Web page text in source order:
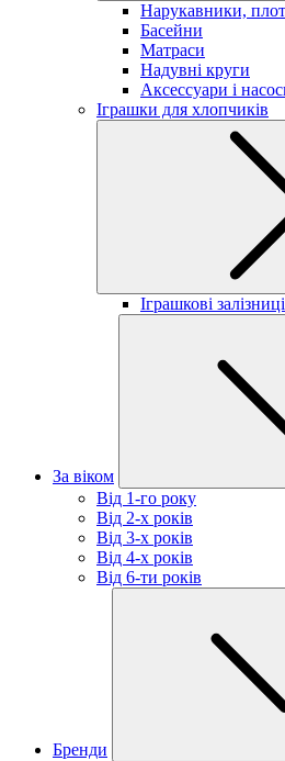
Нарукавники,
Басейни
Матраси
Надувні круги
Аксессуари і
Іграшки для хлопчиків
Іграшкові залізниці
За віком
Від 1-го року
Від 2-х років
Від 3-х років
Від 4-х років
Від 6-ти років
Бренди